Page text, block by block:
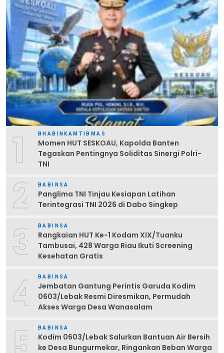
1 BHABINKAMTIBMAS
Momen HUT SESKOAU, Kapolda Banten
Tegaskan Pentingnya Soliditas Sinergi Polri-
TNI
2 BABINSA
Panglima TNI Tinjau Kesiapan Latihan
Terintegrasi TNI 2026 di Dabo Singkep
3 BABINSA
Rangkaian HUT Ke-1 Kodam XIX/Tuanku
Tambusai, 428 Warga Riau Ikuti Screening
Kesehatan Gratis
4 BABINSA
Jembatan Gantung Perintis Garuda Kodim
0603/Lebak Resmi Diresmikan, Permudah
Akses Warga Desa Wanasalam
BABINSA
Kodim 0603/Lebak Salurkan Bantuan Air Bersih
ke Desa Bungurmekar, Ringankan Beban Warga